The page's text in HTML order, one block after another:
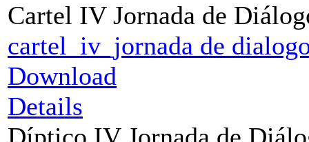
Cartel IV Jornada de
cartel_iv_jornada de
Download
Details